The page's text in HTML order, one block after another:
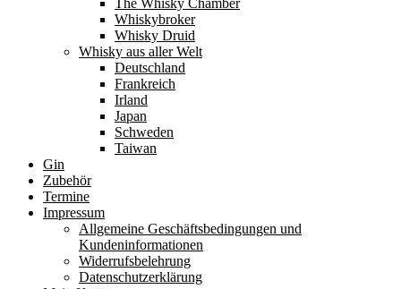
The Whisky Chamber
Whiskybroker
Whisky Druid
Whisky aus aller Welt
Deutschland
Frankreich
Irland
Japan
Schweden
Taiwan
Gin
Zubehör
Termine
Impressum
Allgemeine Geschäftsbedingungen und
Kundeninformationen
Widerrufsbelehrung
Datenschutzerklärung